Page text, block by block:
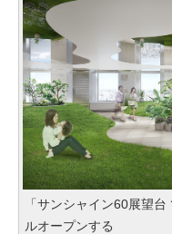
「サンシャイン60展望
ルオープンする